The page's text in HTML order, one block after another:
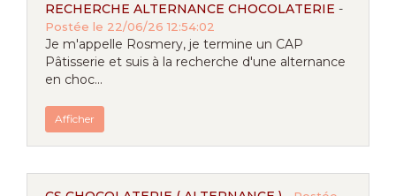
RECHERCHE ALTERNANCE CHOCOLATERIE -
Postée le 22/06/26 12:54:02
Je m'appelle Rosmery, je termine un CAP
Pâtisserie et suis à la recherche d'une alternance
en choc...
Afficher